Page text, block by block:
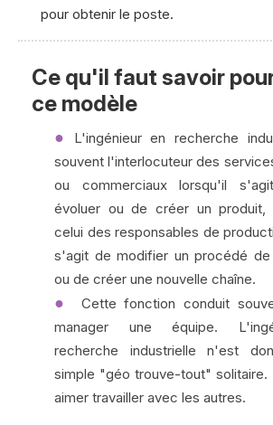
pour obtenir le poste.
Ce qu'il faut savoir
ce modèle
L'ingénieur en recherche
souvent l'interlocuteur des
ou commerciaux lorsqu'il
évoluer ou de créer un produit,
celui des responsables de
s'agit de modifier un procédé de
ou de créer une nouvelle chaîne.
Cette fonction conduit
manager une équipe.
recherche industrielle n'est
simple "géo trouve-tout" solitaire.
aimer travailler avec les autres.